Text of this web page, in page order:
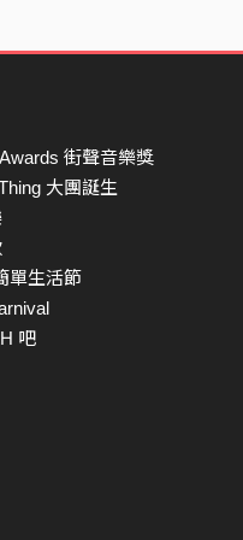
街聲音樂獎
大團誕生
單生活節
吧